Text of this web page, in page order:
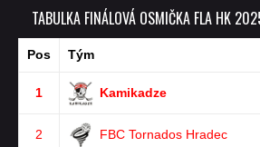
TABULKA FINÁLOVÁ OSMIČKA FLA HK
Pos Tým
1 Kamikadze
2
FBC Tornados Hradec